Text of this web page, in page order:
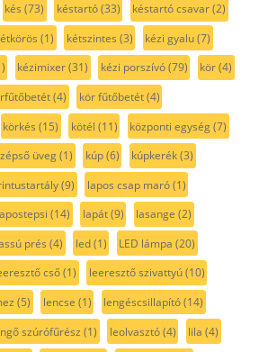
kés (73) késtartó(33) késtartó csavar(2)
(1) kétszintes (3) kézi gyalu(7)
kézimixer(31) kézi porszívó(79) kör(4)
(4) kör fűtőbetét(4)
körkés (15) kötél (11) központi egység(7)
üveg(1) kúp(6) kúpkerék(3)
(9) lapos csap maró(1)
(14) lapát(9) lasange (2)
prés (4) led(1) LED lámpa (20)
cső(1) leeresztő szivattyú(10)
(5) lencse (1) lengéscsillapító(14)
szúrófűrész (1) leolvasztó(4) lila (4)